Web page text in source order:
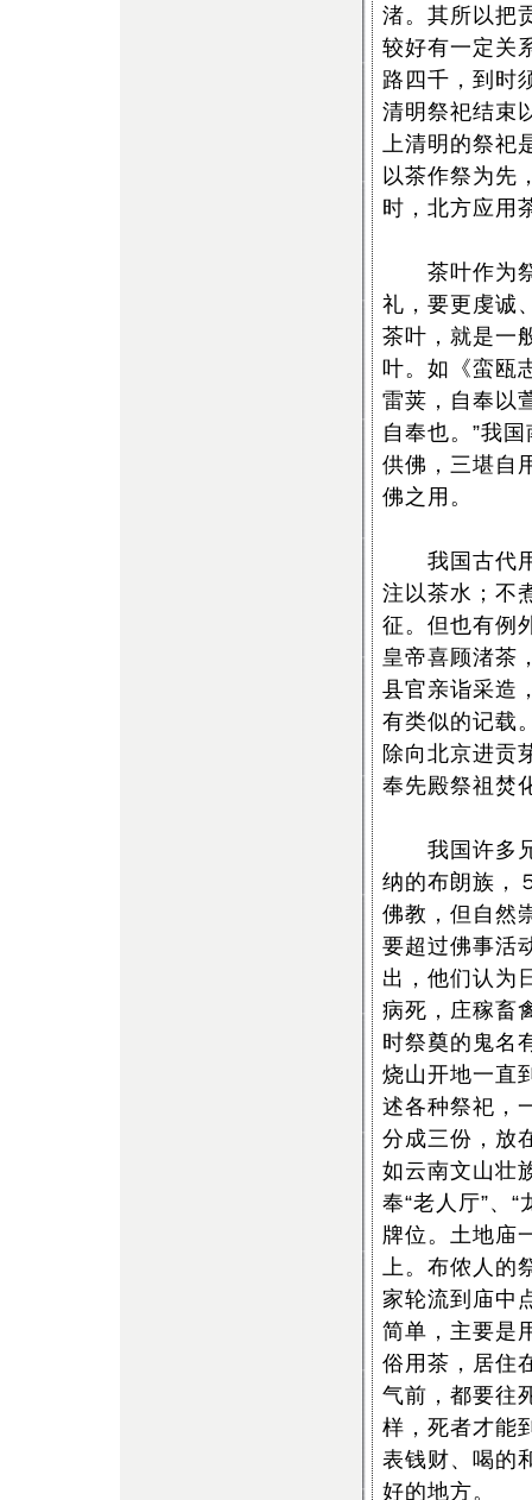
渚。其所以把
较好有一定关
路四千，到时
清明祭祀结束
上清明的祭
以茶作祭为先
时，北方应用
茶叶作为祭
礼，要更虔诚
茶叶，就是一
叶。如《蛮瓯
雷荚，自奉以
自奉也。”我
供佛，三堪自
佛之用。
我国古代用
注以茶水；不
征。但也有例
皇帝喜顾渚茶
县官亲诣采造
有类似的记载
除向北京进贡
奉先殿祭祖焚
我国许多兄
纳的布朗族，
佛教，但自然
要超过佛事活
出，他们认为
病死，庄稼畜
时祭奠的鬼名
烧山开地一直
述各种祭祀，
分成三份，放
如云南文山壮
奉“老人厅”、
牌位。土地庙
上。布侬人
家轮流到庙中
简单，主要是
俗用茶，居住
气前，都要往
样，死者才能
表钱财、喝的
好的地方。